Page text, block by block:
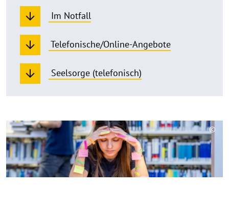
Im Notfall
Telefonische/Online-Angebote
Seelsorge (telefonisch)
Bild
©